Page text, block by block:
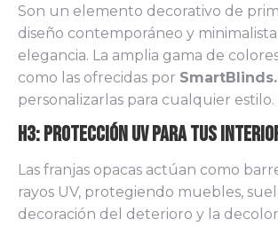
Son un elemento decorativo de
diseño contemporáneo y
elegancia. La amplia gama de
como las ofrecidas por
personalizarlas para cualquier estilo.
H3: Protección UV para tus
Las franjas opacas actúan como
rayos UV, protegiendo muebles,
decoración del deterioro y la